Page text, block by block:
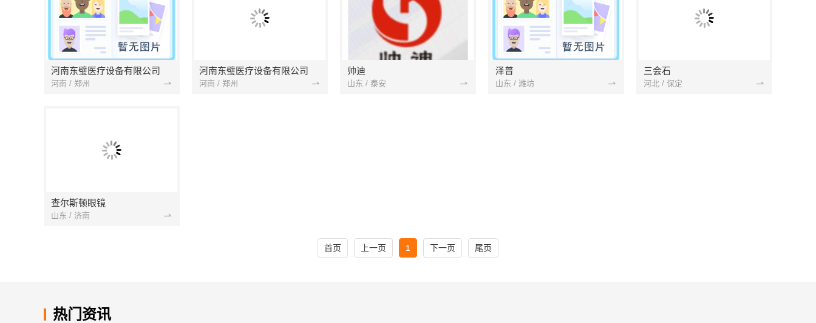
河南东璧医疗设备有限公司
河南 / 郑州
河南东璧医疗设备有限公司
河南 / 郑州
帅迪
山东 / 泰安
泽普
山东 / 潍坊
三会石
河北 / 保定
查尔斯顿眼镜
山东 / 济南
首页 上一页 1 下一页 尾页
热门资讯